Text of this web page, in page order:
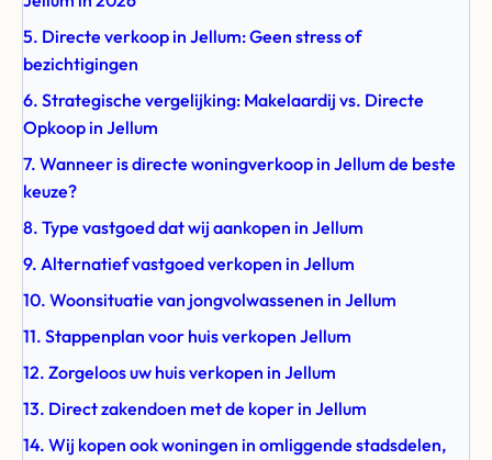
5. Directe verkoop in Jellum: Geen stress of
bezichtigingen
6. Strategische vergelijking: Makelaardij vs. Directe
Opkoop in Jellum
7. Wanneer is directe woningverkoop in Jellum de beste
keuze?
8. Type vastgoed dat wij aankopen in Jellum
9. Alternatief vastgoed verkopen in Jellum
10. Woonsituatie van jongvolwassenen in Jellum
11. Stappenplan voor huis verkopen Jellum
12. Zorgeloos uw huis verkopen in Jellum
13. Direct zakendoen met de koper in Jellum
14. Wij kopen ook woningen in omliggende stadsdelen,